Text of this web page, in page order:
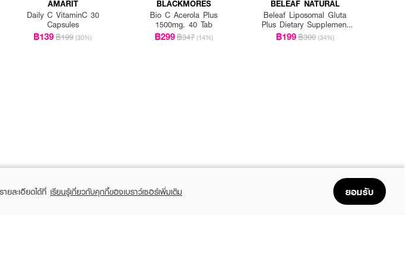
AMARIT
Daily C VitaminC 30
Capsules
฿139฿199 (30%)
BLACKMORES
Bio C Acerola Plus
1500mg. 40 Tab
฿299฿347 (14%)
BELEAF NATURAL
Beleaf Liposomal Gluta
Plus Dietary Supplement
Product
฿199฿300 (34%)
ยละเอียดได้ที่ เรียนรู้เกี่ยวกับคุกกี้ของเบราว์เซอร์เพิ่มเติม ยอมรับ